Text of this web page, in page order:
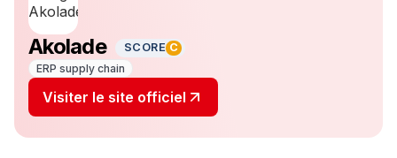
Akolade SCORE C
ERP supply chain
Visiter le site officiel